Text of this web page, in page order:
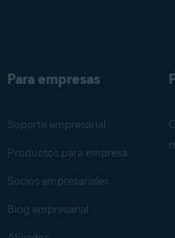
Para empresas
Soporte empresarial
Productos para empresa
Socios empresariales
Blog empresarial